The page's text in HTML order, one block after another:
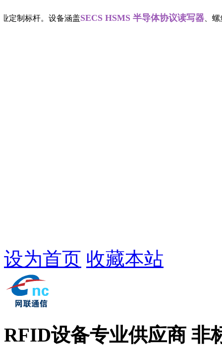
杆。设备涵盖SECS HSMS 半导体协议读写器、螺丝帽工
设为首页 收藏本站
RFID设备专业供应商 非